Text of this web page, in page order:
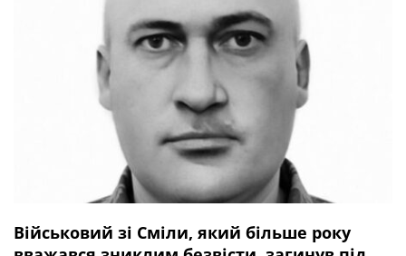
Військовий зі Сміли, який більше року